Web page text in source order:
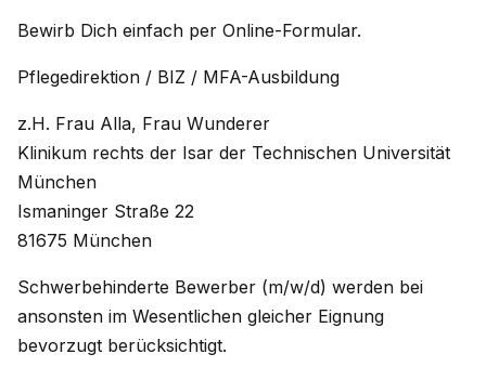
Bewirb Dich einfach per Online-Formular.
Pflegedirektion / BIZ / MFA-Ausbildung
z.H. Frau Alla, Frau Wunderer
Klinikum rechts der Isar der Technischen Universität
München
Ismaninger Straße 22
81675 München
Schwerbehinderte Bewerber (m/w/d) werden bei
ansonsten im Wesentlichen gleicher Eignung
bevorzugt berücksichtigt.